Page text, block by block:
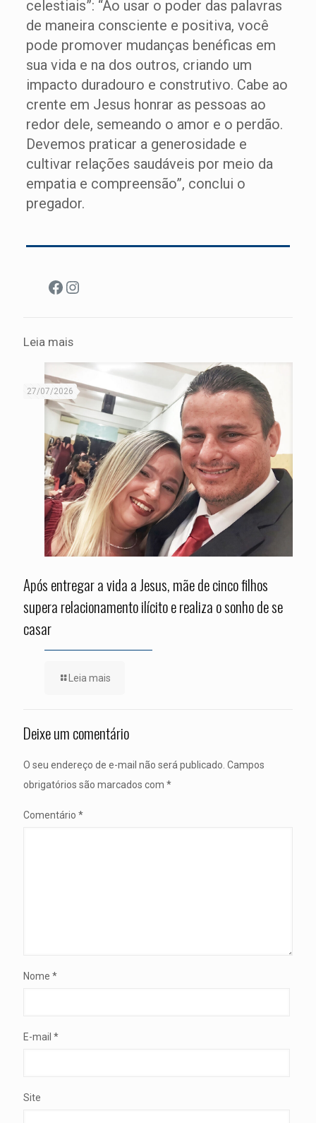
celestiais”: “Ao usar o poder das palavras
de maneira consciente e positiva, você
pode promover mudanças benéficas em
sua vida e na dos outros, criando um
impacto duradouro e construtivo. Cabe ao
crente em Jesus honrar as pessoas ao
redor dele, semeando o amor e o perdão.
Devemos praticar a generosidade e
cultivar relações saudáveis por meio da
empatia e compreensão”, conclui o
pregador.
Facebook
Instagram
Leia mais
27/07/2026
Após entregar a vida a Jesus, mãe de cinco filhos
supera relacionamento ilícito e realiza o sonho de se
casar
Leia mais
Deixe um comentário
O seu endereço de e-mail não será publicado. Campos
obrigatórios são marcados com *
Comentário *
Nome *
E-mail *
Site